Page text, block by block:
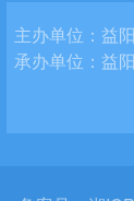
主办单位：益
承办单位：益